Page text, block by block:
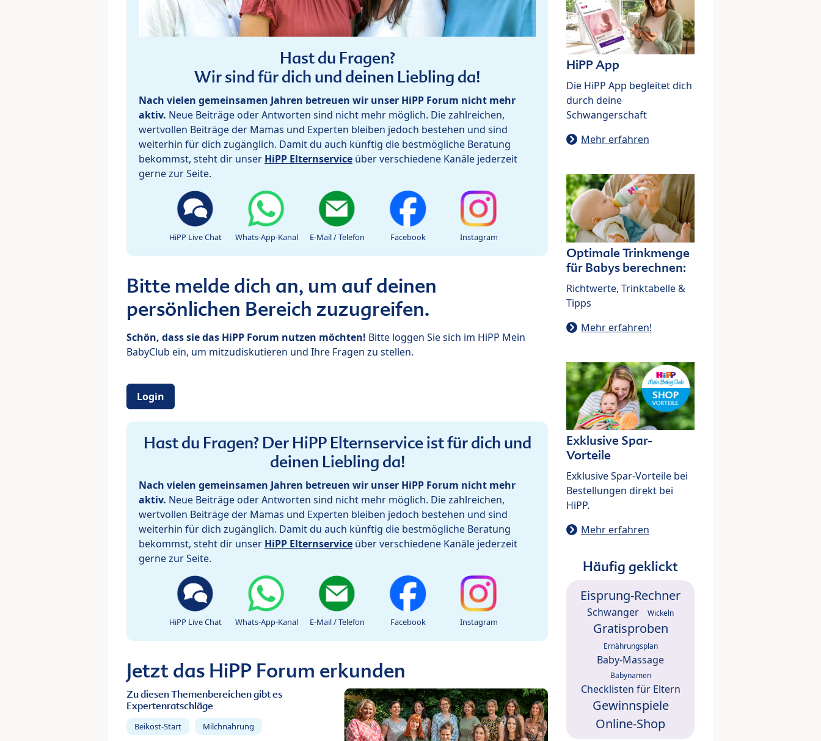
Hast du Fragen?
Wir sind für dich und deinen Liebling da!
Nach vielen gemeinsamen Jahren betreuen wir unser HiPP Forum nicht mehr
aktiv. Neue Beiträge oder Antworten sind nicht mehr möglich. Die zahlreichen,
wertvollen Beiträge der Mamas und Experten bleiben jedoch bestehen und sind
weiterhin für dich zugänglich. Damit du auch künftig die bestmögliche Beratung
bekommst, steht dir unser HiPP Elternservice über verschiedene Kanäle jederzeit
gerne zur Seite.
HiPP Live Chat Whats-App-Kanal E-Mail / Telefon Facebook Instagram
Bitte melde dich an, um auf deinen
persönlichen Bereich zuzugreifen.
Schön, dass sie das HiPP Forum nutzen möchten! Bitte loggen Sie sich im HiPP Mein
BabyClub ein, um mitzudiskutieren und Ihre Fragen zu stellen.
Login
Hast du Fragen? Der HiPP Elternservice ist für dich und
deinen Liebling da!
Nach vielen gemeinsamen Jahren betreuen wir unser HiPP Forum nicht mehr
aktiv. Neue Beiträge oder Antworten sind nicht mehr möglich. Die zahlreichen,
wertvollen Beiträge der Mamas und Experten bleiben jedoch bestehen und sind
weiterhin für dich zugänglich. Damit du auch künftig die bestmögliche Beratung
bekommst, steht dir unser HiPP Elternservice über verschiedene Kanäle jederzeit
gerne zur Seite.
HiPP Live Chat Whats-App-Kanal E-Mail / Telefon Facebook Instagram
Jetzt das HiPP Forum erkunden
Zu diesen Themenbereichen gibt es
Expertenratschläge
Beikost-Start Milchnahrung
HiPP App
Die HiPP App begleitet dich
durch deine
Schwangerschaft
Mehr erfahren
Optimale Trinkmenge
für Babys berechnen:
Richtwerte, Trinktabelle &
Tipps
Mehr erfahren!
Exklusive Spar-
Vorteile
Exklusive Spar-Vorteile bei
Bestellungen direkt bei
HiPP.
Mehr erfahren
Häufig geklickt
Eisprung-Rechner
Schwanger Wickeln
Gratisproben
Ernährungsplan
Baby-Massage
Babynamen
Checklisten für Eltern
Gewinnspiele
Online-Shop